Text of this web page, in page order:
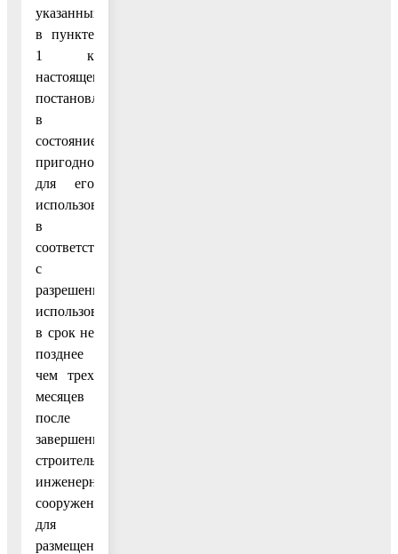
указанный
в пункте
1 к
настоящему
постановлению,
в
состояние,
пригодное
для его
использования
в
соответствии
с
разрешенным
использованием,
в срок не
позднее
чем трех
месяцев
после
завершения
строительства
инженерного
сооружения,
для
размещения